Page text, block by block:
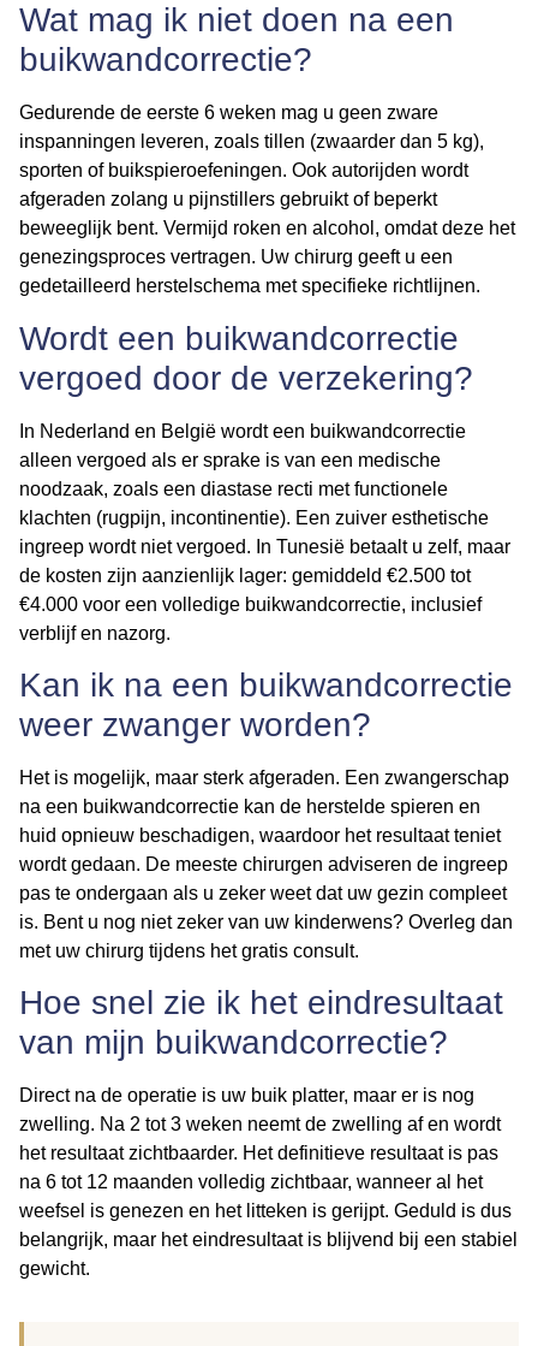
Wat mag ik niet doen na een
buikwandcorrectie?
Gedurende de eerste 6 weken mag u geen zware
inspanningen leveren, zoals tillen (zwaarder dan 5 kg),
sporten of buikspieroefeningen. Ook autorijden wordt
afgeraden zolang u pijnstillers gebruikt of beperkt
beweeglijk bent. Vermijd roken en alcohol, omdat deze het
genezingsproces vertragen. Uw chirurg geeft u een
gedetailleerd herstelschema met specifieke richtlijnen.
Wordt een buikwandcorrectie
vergoed door de verzekering?
In Nederland en België wordt een buikwandcorrectie
alleen vergoed als er sprake is van een medische
noodzaak, zoals een diastase recti met functionele
klachten (rugpijn, incontinentie). Een zuiver esthetische
ingreep wordt niet vergoed. In Tunesië betaalt u zelf, maar
de kosten zijn aanzienlijk lager: gemiddeld €2.500 tot
€4.000 voor een volledige buikwandcorrectie, inclusief
verblijf en nazorg.
Kan ik na een buikwandcorrectie
weer zwanger worden?
Het is mogelijk, maar sterk afgeraden. Een zwangerschap
na een buikwandcorrectie kan de herstelde spieren en
huid opnieuw beschadigen, waardoor het resultaat teniet
wordt gedaan. De meeste chirurgen adviseren de ingreep
pas te ondergaan als u zeker weet dat uw gezin compleet
is. Bent u nog niet zeker van uw kinderwens? Overleg dan
met uw chirurg tijdens het gratis consult.
Hoe snel zie ik het eindresultaat
van mijn buikwandcorrectie?
Direct na de operatie is uw buik platter, maar er is nog
zwelling. Na 2 tot 3 weken neemt de zwelling af en wordt
het resultaat zichtbaarder. Het definitieve resultaat is pas
na 6 tot 12 maanden volledig zichtbaar, wanneer al het
weefsel is genezen en het litteken is gerijpt. Geduld is dus
belangrijk, maar het eindresultaat is blijvend bij een stabiel
gewicht.